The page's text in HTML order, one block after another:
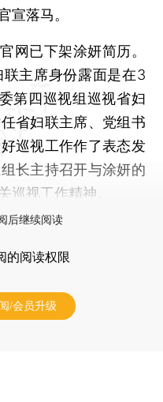
宣落马。
已下架涂妍简历。
主席身份露面是在3
第四巡视组巡视省妇
省妇联主席、党组书
巡视工作作了表态发
长主持召开与涂妍的
巡视工作精神。
后继续阅读
的阅读权限
/会员升级